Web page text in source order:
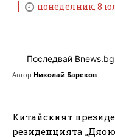
понеделник, 8
Последвай
Автор Николай Бареков
Китайският
резиденцията